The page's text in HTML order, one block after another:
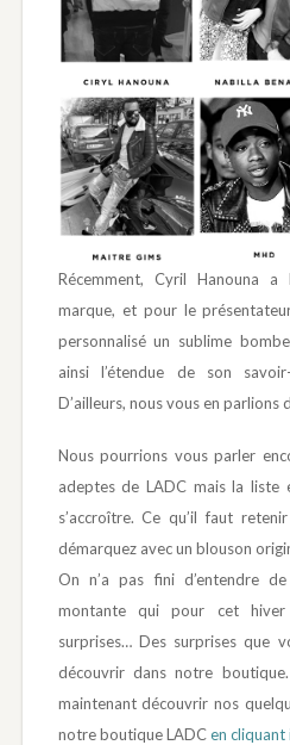
Récemment, Cyril Hanouna
marque, et pour le
personnalisé un sublime
ainsi l’étendue de son
D’ailleurs, nous vous en parlions
Nous pourrions vous parler
adeptes de LADC mais la liste
s’accroître. Ce qu’il faut
démarquez avec un blouson
On n’a pas fini d’entendre
montante qui pour cet
surprises… Des surprises que
découvrir dans notre
maintenant découvrir nos
notre boutique LADCen cliquant